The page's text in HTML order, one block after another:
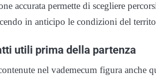
accurata permette di scegliere
in anticipo le condizioni del
utili prima della partenza
nel vademecum figura anche